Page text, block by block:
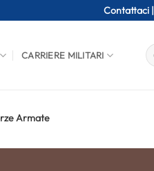
Contattaci |
CARRIERE MILITARI
Armate